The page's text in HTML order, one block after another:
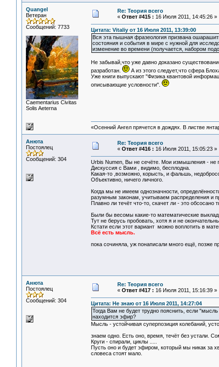
Quangel
Ветеран
Сообщений: 7733
Сaementarius Civitas
Solis Aeterna
Re: Теория всего
« Ответ #415 : 16 Июля 2011, 14:45:26 »
Цитата: Vitaliy от 16 Июля 2011, 13:39:00
Вся эта пышная фразеология призвана
состояния и события в мире с нужной для
изменение во времени (получается, набором
Не забывай,что уже давно доказано
разработан.
А из этого следует,что сфера
Уже книги выпускают "Физика квантовой
описывающие условности".
«Осенний Ангел прячется в дождях. В листве
Анюта
Постоялец
Сообщений: 304
Re: Теория всего
« Ответ #416 : 16 Июля 2011, 15:05:23 »
Urbis Numen, Вы не сечёте. Мои измышления - не
Дискуссия с Вами , видимо, бесплодна.
Какая-то ,возможно, корысть, и фальшь,
Объективно, ничего личного.
Когда мы не имеем однозначности,
разумным законам, учитываем распределения и
Плавно ли течёт что-то, скачет ли - это
Были бы весомы какие-то математические
Тут не берусь пробовать, хотя я и не
Кстати если этот вариант можно воплотить в
Всё есть мысль.
пока сочиняла, уж понаписали много ещё, позже
Анюта
Постоялец
Сообщений: 304
Re: Теория всего
« Ответ #417 : 16 Июля 2011, 15:16:39 »
Цитата: Не знаю от 16 Июля 2011, 14:27:04
Тогда Вам не будет трудно пояснить, если
находится эфир?
Мысль - устойчивая суперпозиция колебаний,
знаем одно. Есть оно, время, течёт без устали.
Круги - спирали, циклы .....
Пусть оно и будет эфиром, который мы никак за
словеса стоят мало.